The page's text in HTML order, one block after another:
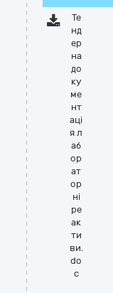
Те
нд
ер
на
до
ку
ме
нт
аці
я л
аб
ор
ат
ор
ні
ре
ак
ти
ви.
do
c